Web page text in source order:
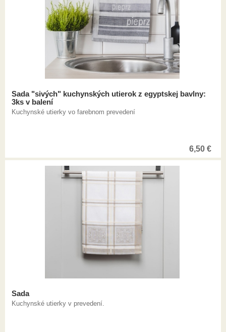
Sada "sivých" kuchynských utierok z egyptskej bavlny:
3ks v balení
Kuchynské utierky vo farebnom prevedení
6,50 €
Sada
Kuchynské utierky v prevedení.